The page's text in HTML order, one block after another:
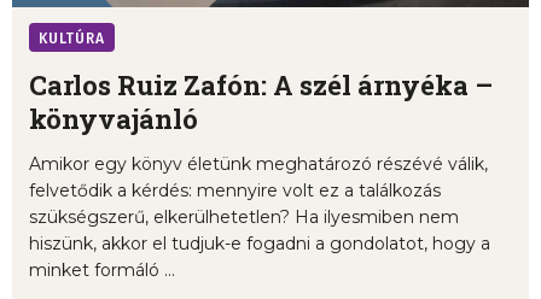
KULTÚRA
Carlos Ruiz Zafón: A szél árnyéka –
könyvajánló
Amikor egy könyv életünk meghatározó részévé válik,
felvetődik a kérdés: mennyire volt ez a találkozás
szükségszerű, elkerülhetetlen? Ha ilyesmiben nem
hiszünk, akkor el tudjuk-e fogadni a gondolatot, hogy a
minket formáló ...